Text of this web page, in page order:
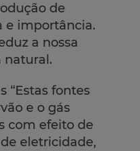
de
e importância.
a nossa
natural.
“Estas fontes
e o gás
com efeito de
eletricidade,